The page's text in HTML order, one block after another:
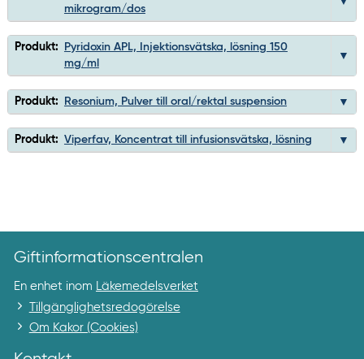
mikrogram/dos
Produkt:
Pyridoxin APL, Injektionsvätska, lösning 150
mg/ml
Produkt: Resonium, Pulver till oral/rektal suspension
Produkt: Viperfav, Koncentrat till infusionsvätska, lösning
Giftinformationscentralen
En enhet inom Läkemedelsverket
Tillgänglighetsredogörelse
Om Kakor (Cookies)